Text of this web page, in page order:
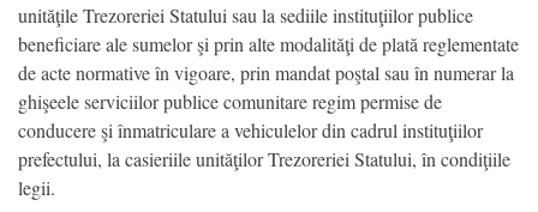
unităţile Trezoreriei Statului sau la sediile instituţiilor publice
beneficiare ale sumelor şi prin alte modalităţi de plată reglementate
de acte normative în vigoare, prin mandat poştal sau în numerar la
ghişeele serviciilor publice comunitare regim permise de
conducere şi înmatriculare a vehiculelor din cadrul instituţiilor
prefectului, la casieriile unităţilor Trezoreriei Statului, în condiţiile
legii.